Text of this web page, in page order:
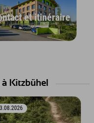
et itinéraire
Kitzbühel